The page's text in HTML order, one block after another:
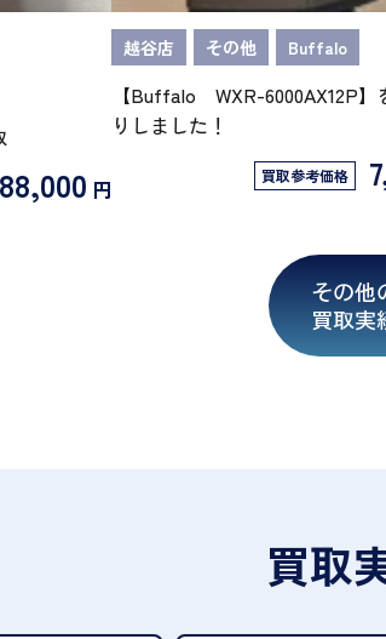
88,000 円
越谷店 その他 Buffalo
【Buffalo WXR-6000AX12P】
りしました！
買取参考価格
その他
買取実
買取